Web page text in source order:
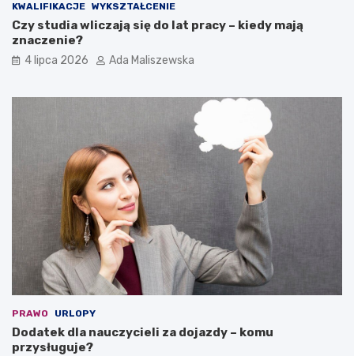
KWALIFIKACJE WYKSZTAŁCENIE
Czy studia wliczają się do lat pracy – kiedy mają
znaczenie?
4 lipca 2026 Ada Maliszewska
PRAWO URLOPY
Dodatek dla nauczycieli za dojazdy – komu
przysługuje?